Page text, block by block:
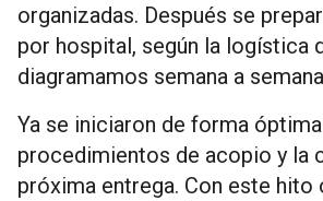
organizadas. Después se
por hospital, según la logística
diagramamos semana a
Ya se iniciaron de forma
procedimientos de acopio y la
próxima entrega. Con este hito